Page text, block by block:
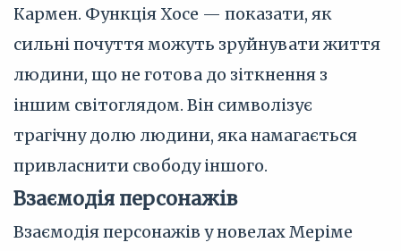
Кармен. Функція Хосе — показати, як
сильні почуття можуть зруйнувати життя
людини, що не готова до зіткнення з
іншим світоглядом. Він символізує
трагічну долю людини, яка намагається
привласнити свободу іншого.
Взаємодія персонажів
Взаємодія персонажів у новелах Меріме